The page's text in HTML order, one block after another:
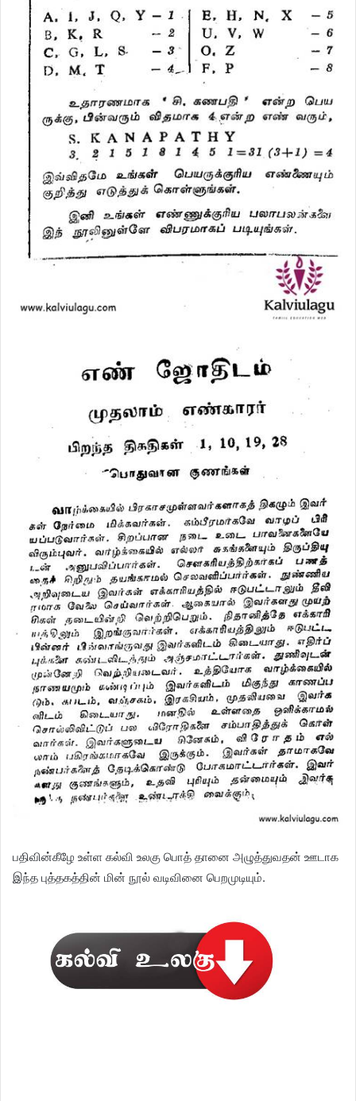
பதிவின்கீழே உள்ள கல்வி உலகு பொத் தானை அழுத்துவதன் ஊடாக
இந்த புத்தகத்தின் மின் நூல் வடிவினை பெறமுடியும்.